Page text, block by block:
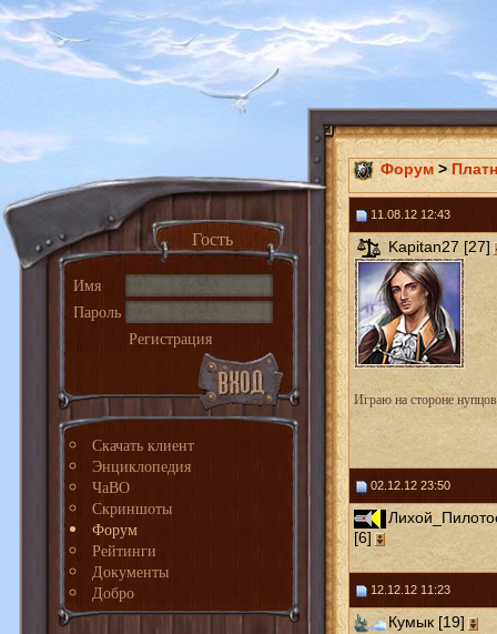
Гость
Имя
Пароль
Регистрация
Скачать клиент
Энциклопедия
ЧаВО
Скриншоты
Форум
Рейтинги
Документы
Добро
Форум >
11.08.12 12:43
Kapitan27 [27]
Играю на стороне нупцов
02.12.12 23:50
[6]
12.12.12 11:23
Кумык [19]